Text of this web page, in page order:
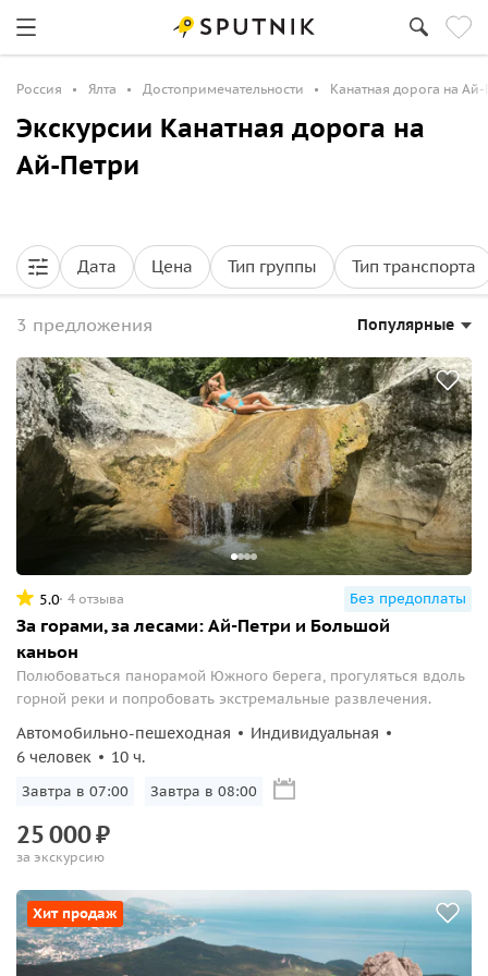
Россия Ялта Достопримечательности Канатная дорога на
Экскурсии Канатная дорога на
Ай-Петри
Дата Цена Тип группы Тип транспорта
3 предложения Популярные
5.0 4 отзыва Без предоплаты
За горами, за лесами: Ай-Петри и Большой
каньон
Полюбоваться панорамой Южного берега, прогуляться вдоль
горной реки и попробовать экстремальные развлечения.
Автомобильно-пешеходная
Индивидуальная
6 человек
10 ч.
Завтра в 07:00 Завтра в 08:00
25000₽
за экскурсию
Хит продаж